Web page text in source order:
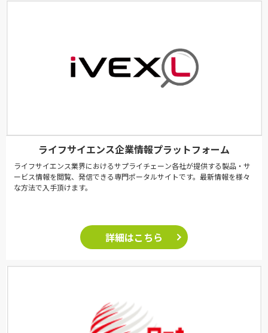
ライフサイエンス企業情報プラットフォーム
ライフサイエンス業界におけるサプライチェーン各社が提供する製品・サ
ービス情報を閲覧、発信できる専門ポータルサイトです。最新情報を様々
な方法で入手頂けます。
詳細はこちら